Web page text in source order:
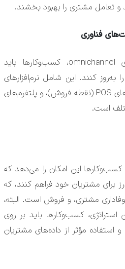
و تعامل مشتری را بهبود بخشند.
فناوری
برای موفقیت در استراتژی omnichannel، کسب‌وکارها باید
کنند. این شامل نرم‌افزارهای
مدیریت موجودی، سیستم‌های POS (نقطه فروش)، و پلتفرم‌های
است.
این امکان را می‌دهد که
برای مشتریان خود فراهم کنند، که
مشتری، و فروش است. البته،
استراتژی، کسب‌وکارها باید بر روی
استفاده مؤثر از داده‌های مشتریان